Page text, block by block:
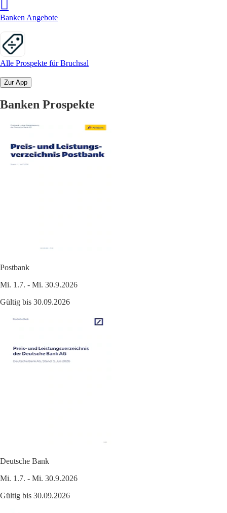
Banken Angebote
Alle Prospekte für Bruchsal
Zur App
Banken Prospekte
Postbank
Mi. 1.7. - Mi. 30.9.2026
Gültig bis 30.09.2026
Deutsche Bank
Mi. 1.7. - Mi. 30.9.2026
Gültig bis 30.09.2026